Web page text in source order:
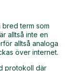
term som
alltså inte en
alltså analoga
över internet.
protokoll där